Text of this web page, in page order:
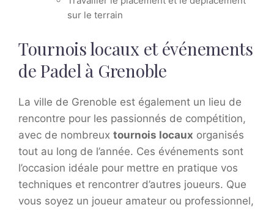
sur le terrain
Tournois locaux et événements
de Padel à Grenoble
La ville de Grenoble est également un lieu de
rencontre pour les passionnés de compétition,
avec de nombreux tournois locaux organisés
tout au long de l’année. Ces événements sont
l’occasion idéale pour mettre en pratique vos
techniques et rencontrer d’autres joueurs. Que
vous soyez un joueur amateur ou professionnel,